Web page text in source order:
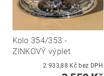
Kolo 354/353 -
ZINKOVÝ výplet
2 933,88 Kč bez DPH